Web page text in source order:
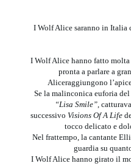
I Wolf Alice saranno in Italia
I Wolf Alice hanno fatto molta
pronta a parlare a
Aliceraggiungono
Se la malinconica euforia
“Lisa Smile”,
successivo Visions Of A Life
tocco delicato e
Nel frattempo, la cantante
guardia su
I Wolf Alice hanno girato il